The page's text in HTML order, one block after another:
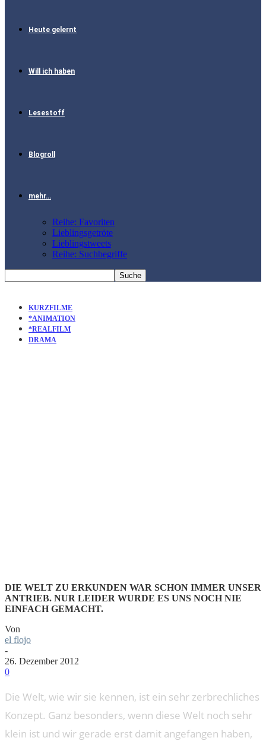
Heute gelernt
Will ich haben
Lesestoff
Blogroll
mehr…
Reihe: Favoriten
Lieblingsgetröte
Lieblingstweets
Reihe: Suchbegriffe
KURZFILME
*ANIMATION
*REALFILM
DRAMA
DIE WELT ZU ERKUNDEN WAR SCHON IMMER UNSER
ANTRIEB. NUR LEIDER WURDE ES UNS NOCH NIE
EINFACH GEMACHT.
Von
el flojo
-
26. Dezember 2012
0
Die Welt, wie wir sie kennen, ist ein sehr zerbrechliches
Konzept. Ganz besonders, wenn diese Welt noch sehr
klein ist und wir gerade erst damit angefangen haben,